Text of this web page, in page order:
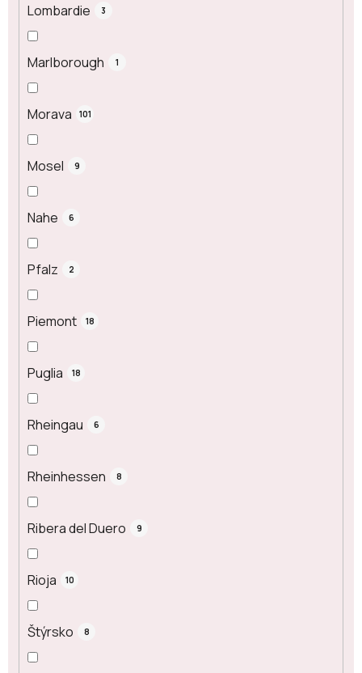
Lombardie 3
Marlborough 1
Morava 101
Mosel 9
Nahe 6
Pfalz 2
Piemont 18
Puglia 18
Rheingau 6
Rheinhessen 8
Ribera del Duero 9
Rioja 10
Štýrsko 8